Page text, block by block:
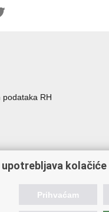
podataka RH
vlasti
kolačiće
Prihvaćam